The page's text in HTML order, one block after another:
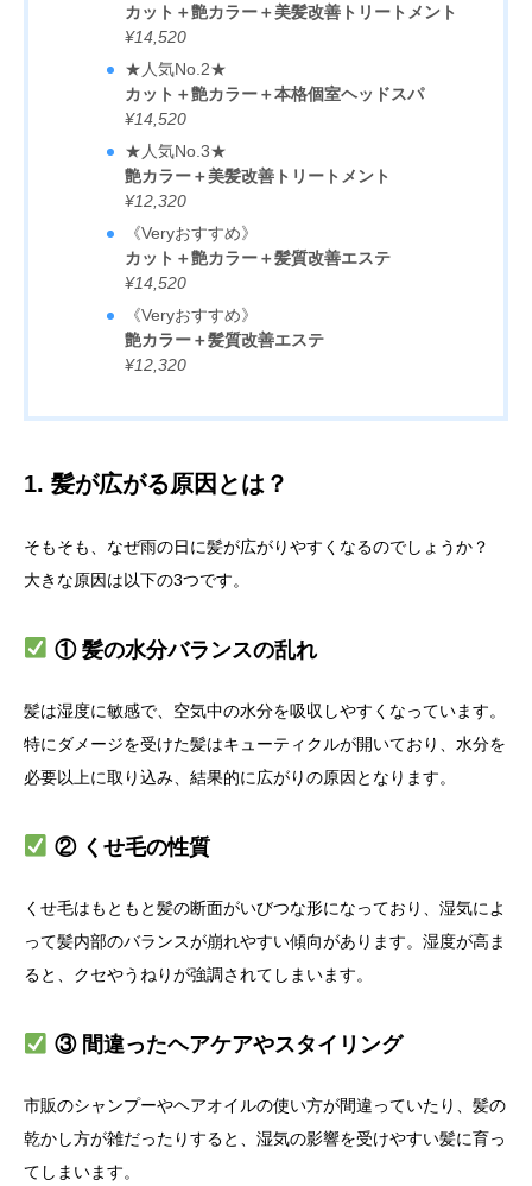
カット＋艶カラー＋美髪改善トリートメント
¥14,520
★人気No.2★
カット＋艶カラー＋本格個室ヘッドスパ
¥14,520
★人気No.3★
艶カラー＋美髪改善トリートメント
¥12,320
《Veryおすすめ》
カット＋艶カラー＋髪質改善エステ
¥14,520
《Veryおすすめ》
艶カラー＋髪質改善エステ
¥12,320
1. 髪が広がる原因とは？
そもそも、なぜ雨の日に髪が広がりやすくなるのでしょうか？
大きな原因は以下の3つです。
① 髪の水分バランスの乱れ
髪は湿度に敏感で、空気中の水分を吸収しやすくなっています。
特にダメージを受けた髪はキューティクルが開いており、水分を
必要以上に取り込み、結果的に広がりの原因となります。
② くせ毛の性質
くせ毛はもともと髪の断面がいびつな形になっており、湿気によ
って髪内部のバランスが崩れやすい傾向があります。湿度が高ま
ると、クセやうねりが強調されてしまいます。
③ 間違ったヘアケアやスタイリング
市販のシャンプーやヘアオイルの使い方が間違っていたり、髪の
乾かし方が雑だったりすると、湿気の影響を受けやすい髪に育っ
てしまいます。